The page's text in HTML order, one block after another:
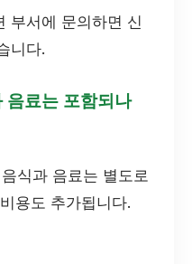
부서에 문의하면 신
니다.
음료는 포함되나
식과 음료는 별도로
용도 추가됩니다.